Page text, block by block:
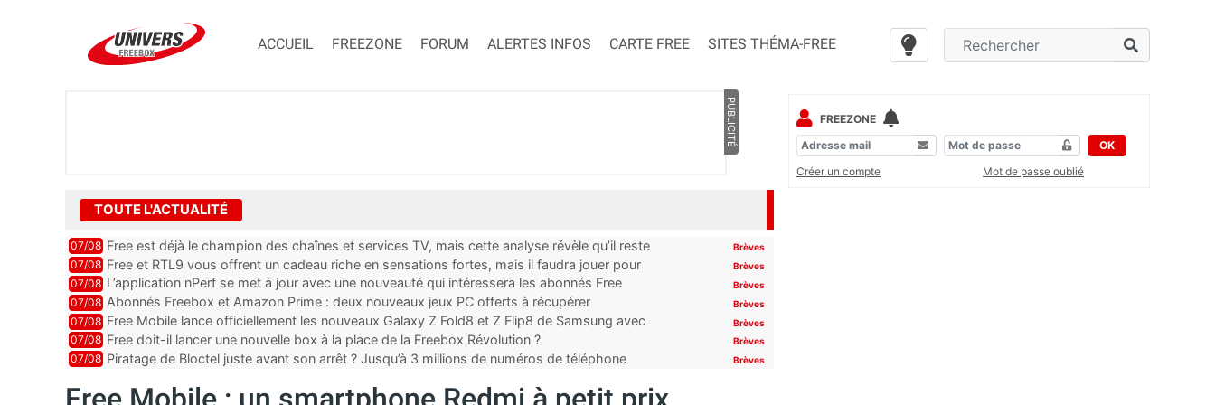
ACCUEIL FREEZONE FORUM ALERTES INFOS CARTE FREE SITES THÉMA-FREE
PUBLICITÉ
TOUTE L'ACTUALITÉ
07/08 Free est déjà le champion des chaînes et services TV, mais cette analyse révèle qu’il reste
encore au moin...
Brèves
07/08 Free et RTL9 vous offrent un cadeau riche en sensations fortes, mais il faudra jouer pour
l’obtenir
Brèves
07/08 L’application nPerf se met à jour avec une nouveauté qui intéressera les abonnés Free
Mobile, Orange, SFR ...
Brèves
07/08 Abonnés Freebox et Amazon Prime : deux nouveaux jeux PC offerts à récupérer Brèves
07/08 Free Mobile lance officiellement les nouveaux Galaxy Z Fold8 et Z Flip8 de Samsung avec
des promos et des cadeaux
Brèves
07/08 Free doit-il lancer une nouvelle box à la place de la Freebox Révolution ? Brèves
07/08 Piratage de Bloctel juste avant son arrêt ? Jusqu’à 3 millions de numéros de téléphone
Brèves
FREEZONE
OK
Créer un compte
Mot de passe oublié